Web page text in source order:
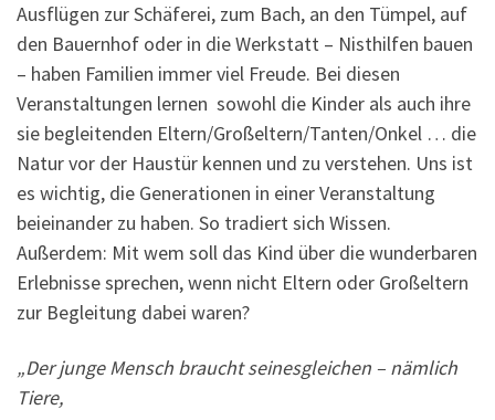
Ausflügen zur Schäferei, zum Bach, an den Tümpel, auf
den Bauernhof oder in die Werkstatt – Nisthilfen bauen
– haben Familien immer viel Freude. Bei diesen
Veranstaltungen lernen sowohl die Kinder als auch ihre
sie begleitenden Eltern/Großeltern/Tanten/Onkel … die
Natur vor der Haustür kennen und zu verstehen. Uns ist
es wichtig, die Generationen in einer Veranstaltung
beieinander zu haben. So tradiert sich Wissen.
Außerdem: Mit wem soll das Kind über die wunderbaren
Erlebnisse sprechen, wenn nicht Eltern oder Großeltern
zur Begleitung dabei waren?
„Der junge Mensch braucht seinesgleichen – nämlich
Tiere,